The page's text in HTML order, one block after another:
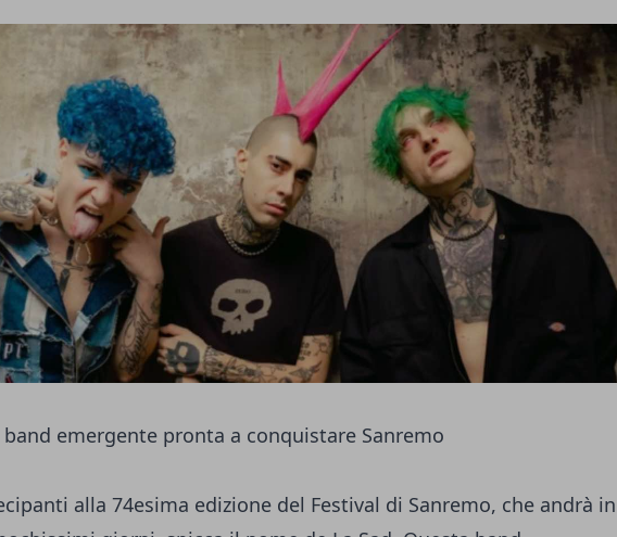
band emergente pronta a conquistare Sanremo
alla 74esima edizione del Festival di Sanremo, che andrà in